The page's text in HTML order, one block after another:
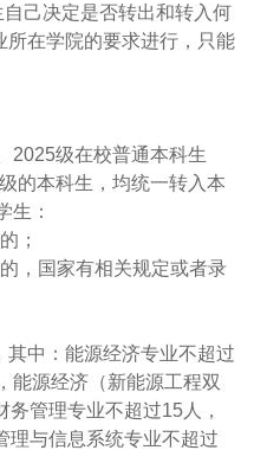
己决定是否转出和转入何
在学院的要求进行，只能
2025级在校普通本科生
级的本科生，均统一转入本
生：
；
，国家有相关规定或者录
中：能源经济专业不超过
能源经济（新能源工程双
务管理专业不超过15 人，
理与信息系统专业不超过